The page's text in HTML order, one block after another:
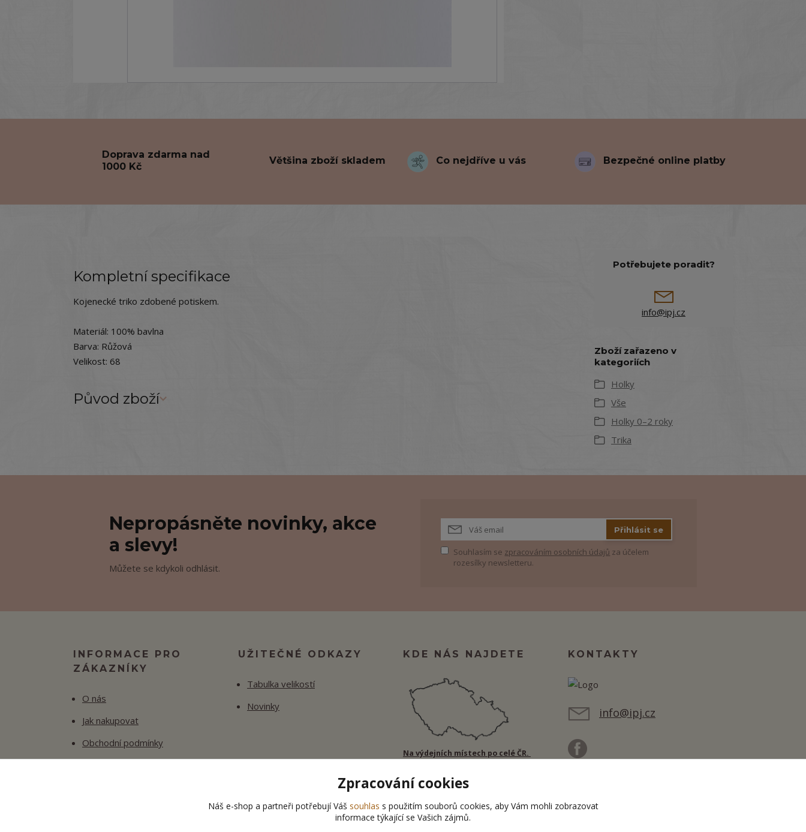
Doprava zdarma nad
1000 Kč
Většina zboží skladem Co nejdříve u vás Bezpečné online platby
Kompletní specifikace
Kojenecké triko zdobené potiskem.
Materiál: 100% bavlna
Barva: Růžová
Velikost: 68
Původ zboží
Potřebujete poradit?
info@ipj.cz
Zboží zařazeno v
kategoriích
Holky
Vše
Holky 0–2 roky
Trika
Nepropásněte novinky, akce
a slevy!
Můžete se kdykoli odhlásit.
Přihlásit se
Souhlasím se zpracováním osobních údajů za účelem
rozesílky newsletteru.
INFORMACE PRO
ZÁKAZNÍKY
O nás
Jak nakupovat
Obchodní podmínky
UŽITEČNÉ ODKAZY
Tabulka velikostí
Novinky
KDE NÁS NAJDETE
Na výdejních místech po celé ČR.
KONTAKTY
info@ipj.cz
Zpracování cookies
Náš e-shop a partneři potřebují Váš souhlas s použitím souborů cookies, aby Vám mohli zobrazovat
informace týkající se Vašich zájmů.